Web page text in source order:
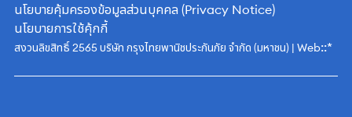
นโยบายคุ้มครองข้อมูลส่วนบุคคล (Privacy Notice)
นโยบายการใช้คุ้กกี้
สงวนลิขสิทธิ์ 2565 บริษัท กรุงไทยพานิชประกันภัย จำกัด (มหาชน) | Web::*